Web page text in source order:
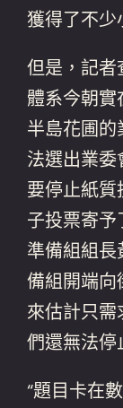
獲得了不少
但是，記者
體系今朝實
半島花圃
法選出業委
要停止紙
子投票寄予
準備組組長
備組開端向
來估計只
們還無法停
“題目卡在